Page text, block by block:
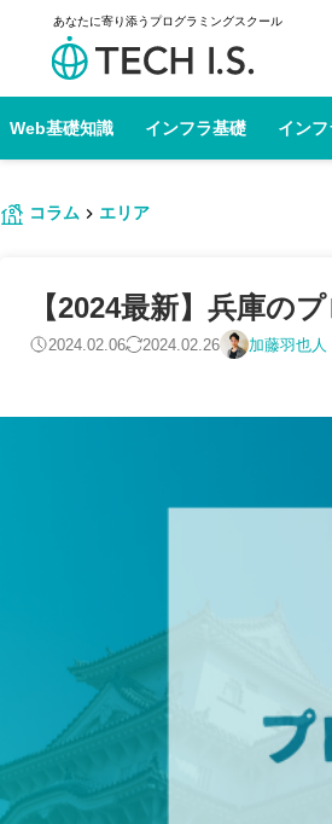
あなたに寄り添うプログラミングスクール
Web基礎知識 インフラ基礎 イン
コラム エリア
【2024最新】兵庫の
2024.02.06 2024.02.26 加藤羽也人